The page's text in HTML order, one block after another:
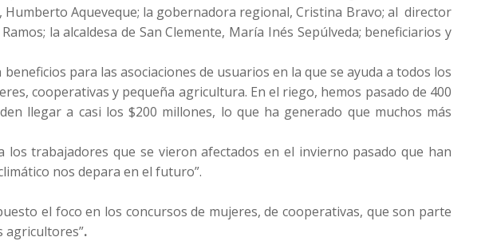
Aqueveque; la gobernadora regional, Cristina Bravo; al director
la alcaldesa de San Clemente, María Inés Sepúlveda; beneficiarios y
para las asociaciones de usuarios en la que se ayuda a todos los
cooperativas y pequeña agricultura. En el riego, hemos pasado de 400
llegar a casi los $200 millones, lo que ha generado que muchos más
trabajadores que se vieron afectados en el invierno pasado que han
nos depara en el futuro”.
el foco en los concursos de mujeres, de cooperativas, que son parte
agricultores”.